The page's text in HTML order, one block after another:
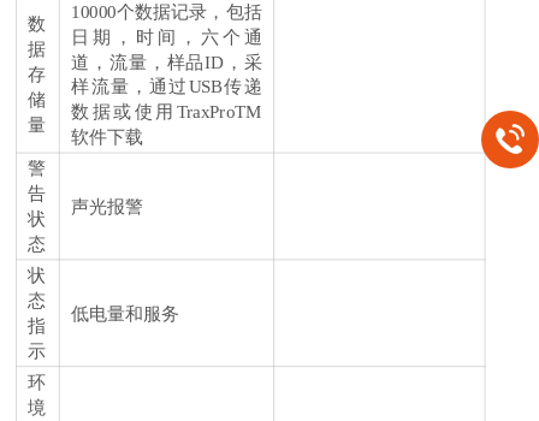
数
据
存
储
量
10000个数据记录，包括
日期，时间，六个通
道，流量，样品ID，采
样流量，通过USB传递
数据或使用TraxProTM
软件下载
警
告
状
态
声光报警
状
态
指
示
低电量和服务
环
境